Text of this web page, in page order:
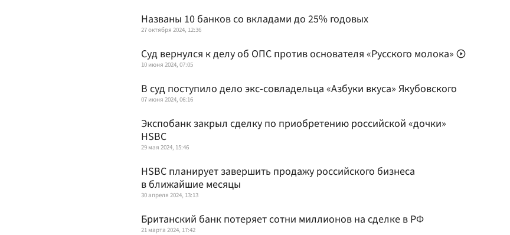
Названы 10 банков со вкладами до 25% годовых
27 октября 2024, 12:36
Суд вернулся к делу об ОПС против основателя «Русского молока»
10 июня 2024, 07:05
В суд поступило дело экс-совладельца «Азбуки вкуса» Якубовского
07 июня 2024, 06:16
Экспобанк закрыл сделку по приобретению российской «дочки»
HSBC
29 мая 2024, 15:46
HSBC планирует завершить продажу российского бизнеса
в ближайшие месяцы
30 апреля 2024, 13:13
Британский банк потеряет сотни миллионов на сделке в РФ
21 марта 2024, 17:42